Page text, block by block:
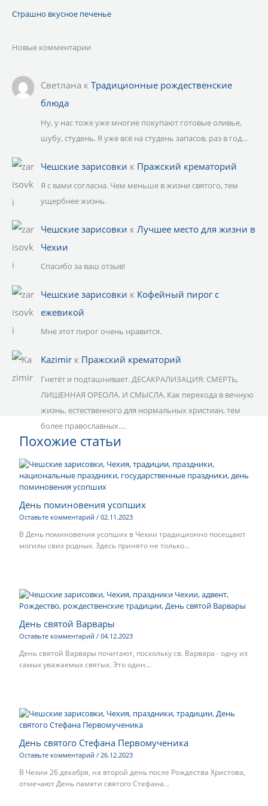
Страшно вкусное печенье
Новые комментарии
Светлана кТрадиционные рождественские
блюда
Ну, у нас тоже уже многие покупают готовые оливье,
шубу, студень. Я уже всё на студень запасов, раз в год…
Чешские зарисовки к Пражский крематорий
Я с вами согласна. Чем меньше в жизни святого, тем
ущербнее жизнь.
Чешские зарисовки кЛучшее место для жизни в
Чехии
Спасибо за ваш отзыв!
Чешские зарисовки к Кофейный пирог с
ежевикой
Мне этот пирог очень нравится.
Kazimir к Пражский крематорий
Гнетёт и подташнивает. ДЕСАКРАЛИЗАЦИЯ: СМЕРТЬ,
ЛИШЕННАЯ ОРЕОЛА. И СМЫСЛА. Как перехода в вечную
жизнь, естественного для нормальных христиан, тем
более православных.…
Похожие статьи
День поминовения усопших
Оставьте комментарий / 02.11.2023
В День поминовения усопших в Чехии традиционно посещают
могилы свих родных. Здесь принято не только…
День святой Варвары
Оставьте комментарий / 04.12.2023
День святой Варвары почитают, поскольку св. Варвара - одну из
самых уважаемых святых. Это один…
День святого Стефана Первомученика
Оставьте комментарий / 26.12.2023
В Чехии 26 декабря, на второй день после Рождества Христова,
отмечают День памяти святого Стефана…